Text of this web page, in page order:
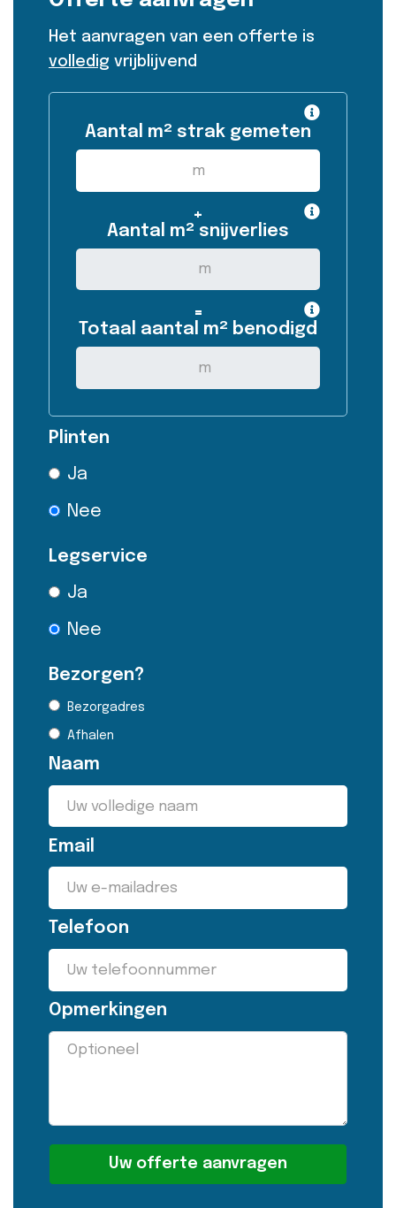
Het aanvragen van een offerte is
volledig vrijblijvend
Aantal m² strak gemeten
+
Aantal m² snijverlies
=
Totaal aantal m² benodigd
Plinten
Ja
Nee
Legservice
Ja
Nee
Bezorgen?
Bezorgadres
Afhalen
Naam
Email
Telefoon
Opmerkingen